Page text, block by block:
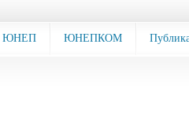
ЮНЕП ЮНЕПКОМ